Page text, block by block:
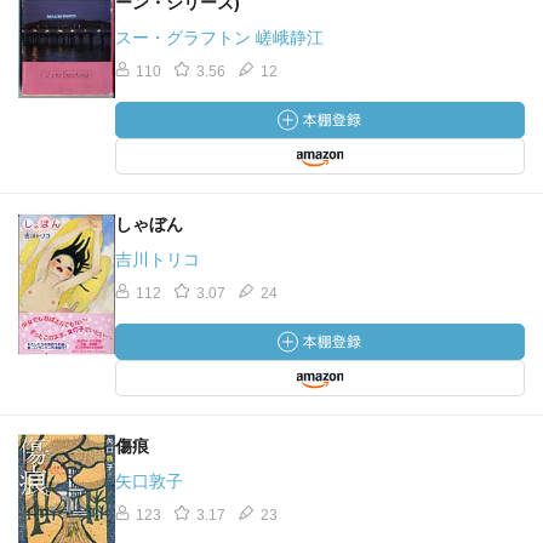
スー・グラフトン 嵯峨静江
110 3.56 12
しゃぼん
吉川トリコ
112 3.07 24
傷痕
矢口敦子
123 3.17 23